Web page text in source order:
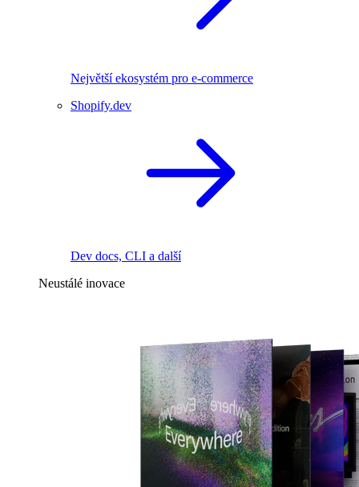
Největší ekosystém pro e-commerce
Shopify.dev
Dev docs, CLI a další
Neustálé inovace